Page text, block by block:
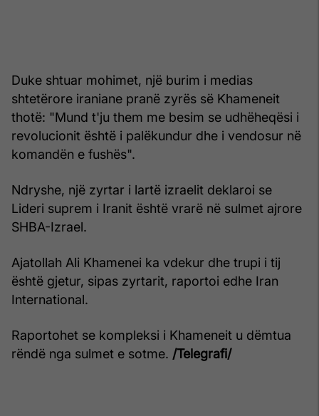
Duke shtuar mohimet, një burim i medias
shtetërore iraniane pranë zyrës së Khameneit
thotë: "Mund t'ju them me besim se udhëheqësi i
revolucionit është i palëkundur dhe i vendosur në
komandën e fushës".
Ndryshe, një zyrtar i lartë izraelit deklaroi se
Lideri suprem i Iranit është vrarë në sulmet ajrore
SHBA-Izrael.
Ajatollah Ali Khamenei ka vdekur dhe trupi i tij
është gjetur, sipas zyrtarit, raportoi edhe Iran
International.
Raportohet se kompleksi i Khameneit u dëmtua
rëndë nga sulmet e sotme. /Telegrafi/